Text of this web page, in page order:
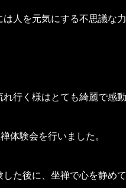
人を元気にする不思議な
行く様はとても綺麗で感動
体験会を行いました。
た後に、坐禅で心を静めて